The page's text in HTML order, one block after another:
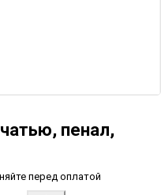
пенал,
перед оплатой